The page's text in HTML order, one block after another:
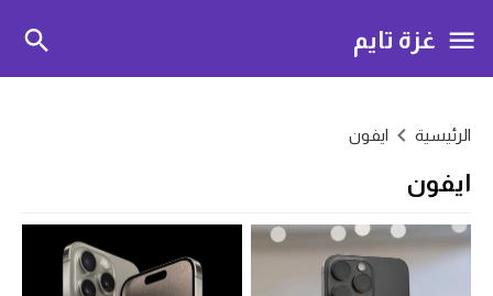
غزة تايم
الرئيسية ايفون
ايفون